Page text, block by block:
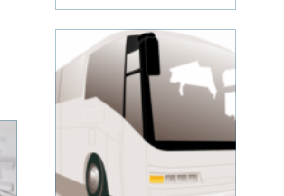
hamnstadens råa
historia och moderna
kreativitet, blir smycken
ofta en...